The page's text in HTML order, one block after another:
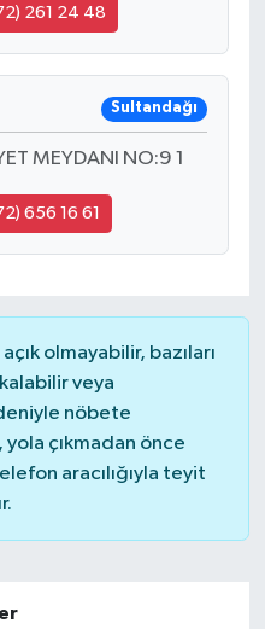
261 24 48
Sultandağı
MEYDANI NO:9 1
656 16 61
olmayabilir, bazıları
veya
nöbete
çıkmadan önce
aracılığıyla teyit